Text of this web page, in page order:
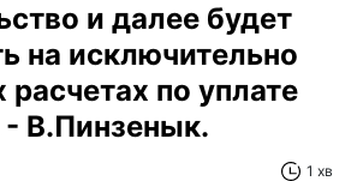
и далее будет
на исключительно
по уплате
В.Пинзенык.
1 хв